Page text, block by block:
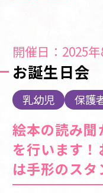
開催日：2025
お誕生日会
乳幼児 保護
絵本の読み聞
を行います
は手形のス